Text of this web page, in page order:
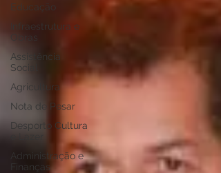
Educação
Infraestrutura e
Obras
Assistência
Social
Agricultura
Nota de Pesar
Desporto Cultura
Administração e
Finanças